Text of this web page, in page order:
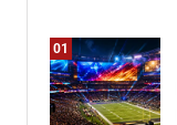
01